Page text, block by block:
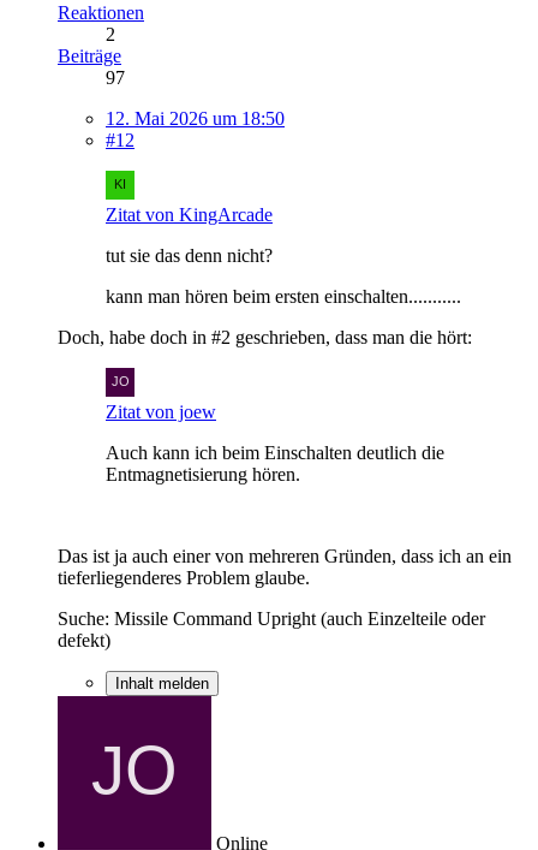
Reaktionen
2
Beiträge
97
12. Mai 2026 um 18:50
#12
Zitat von KingArcade
tut sie das denn nicht?
kann man hören beim ersten einschalten...........
Doch, habe doch in #2 geschrieben, dass man die hört:
Zitat von joew
Auch kann ich beim Einschalten deutlich die
Entmagnetisierung hören.
Das ist ja auch einer von mehreren Gründen, dass ich an ein
tieferliegenderes Problem glaube.
Suche: Missile Command Upright (auch Einzelteile oder
defekt)
Inhalt melden
Online